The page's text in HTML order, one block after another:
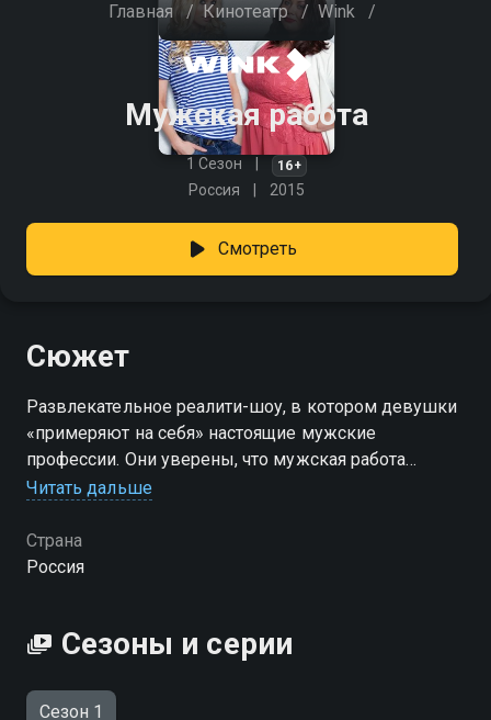
Главная / Кинотеатр / Wink /
Мужская работа
1 Сезон 16+
Россия 2015
Смотреть
Сюжет
Развлекательное реалити-шоу, в котором девушки
«примеряют на себя» настоящие мужские
профессии. Они уверены, что мужская работа
только выглядит сложной, и что слабый пол
Читать дальше
Страна
Россия
Сезоны и серии
Сезон 1